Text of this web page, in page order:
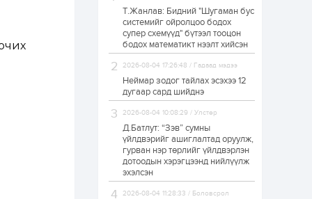
ЗГ: Автобензин,
дизель түлшний
онцгой албан
татварыг тэглэлээ
1 өдөр 2
З.Мэндсайхан:
Хүнсний нөөцийг
бэлтгэх агуулах,
зоорь бэлтгэх ААН-
үүдэд хөнгөлөлттэй
зээл олгоно
1 өдөр 1 0
Европ дахь
соёлын наадам
боллоо
Т.Жанлав: Бидний "Шугаман бус
системийг ойролцоо бодох
супер схемүүд" бүтээл тооцон
бодох математикт нээлт хийсэн
2026-08-04 17:26:48 / Гадаад мэдээ
Неймар зодог тайлах эсэхээ 12
дугаар сард шийднэ
2026-08-04 10:08:29 / Улстөр
Д.Батлут: “Зэв” сумны
үйлдвэрийг ашиглалтад оруулж,
гурван нэр төрлийг үйлдвэрлэн
дотоодын хэрэгцээнд нийлүүлж
эхэлсэн
2026-08-04 11:28:33 / Боловсрол